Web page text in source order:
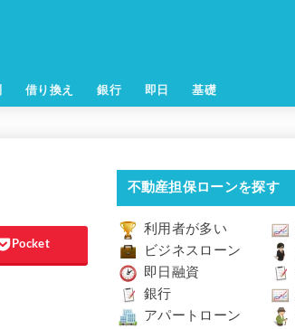
借り換え 銀行 即日 基礎
Pocket
不動産担保ローンを探す
利用者が多い
ビジネスローン
即日融資
銀行
アパートローン